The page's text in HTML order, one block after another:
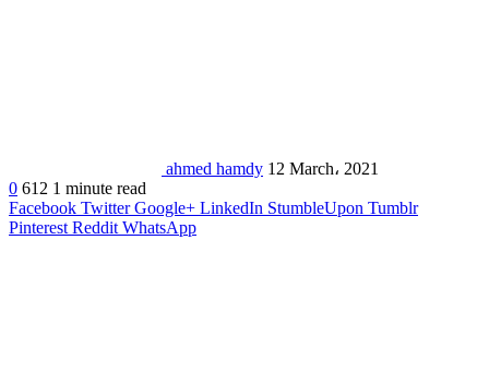
ahmed hamdy 12 March، 2021
0 612 1 minute read
Facebook Twitter Google+ LinkedIn StumbleUpon Tumblr
Pinterest Reddit WhatsApp